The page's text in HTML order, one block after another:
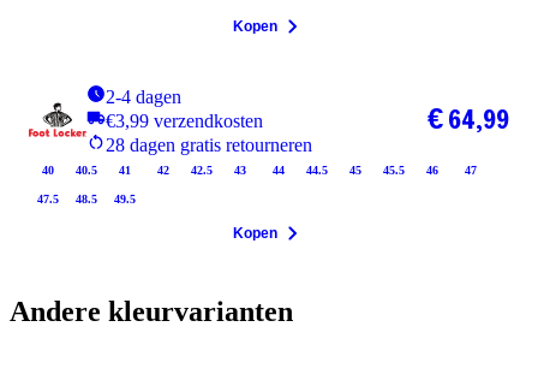
Kopen
2-4 dagen
€3,99 verzendkosten
28 dagen gratis retourneren
40 40.5 41 42 42.5 43 44 44.5 45 45.5 46 47
47.5 48.5 49.5
€ 64,99
Kopen
Andere kleurvarianten